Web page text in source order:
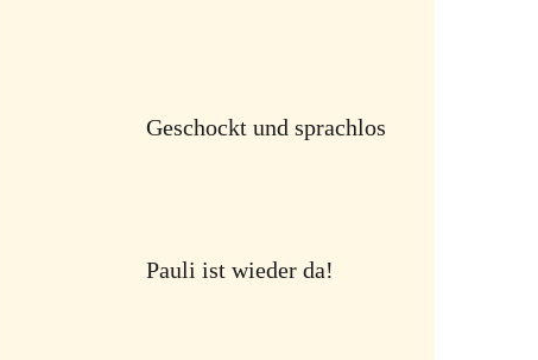
Geschockt und sprachlos
Pauli ist wieder da!